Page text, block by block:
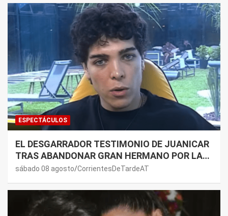
ESPECTÁCULOS
EL DESGARRADOR TESTIMONIO DE JUANICAR
TRAS ABANDONAR GRAN HERMANO POR LA
SALUD DE SU MAMÁ.
sábado 08 agosto CorrientesDeTardeAT